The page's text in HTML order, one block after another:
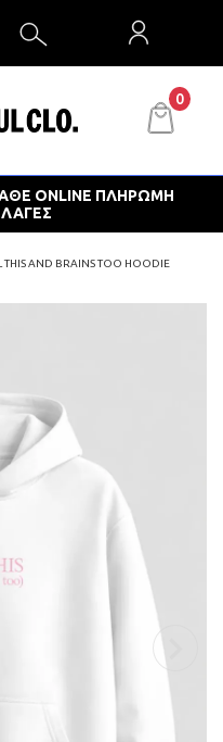
0
ONLINE ΠΛΗΡΩΜΗ
THIS AND BRAINS TOO HOODIE